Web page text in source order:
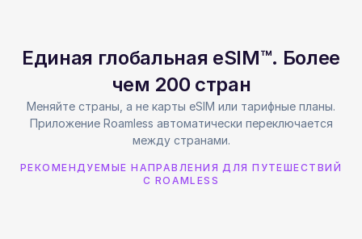
Единая глобальная eSIM™. Более
чем 200 стран
Меняйте страны, а не карты eSIM или тарифные планы.
Приложение Roamless автоматически переключается
между странами.
РЕКОМЕНДУЕМЫЕ НАПРАВЛЕНИЯ ДЛЯ ПУТЕШЕСТВИЙ
С ROAMLESS